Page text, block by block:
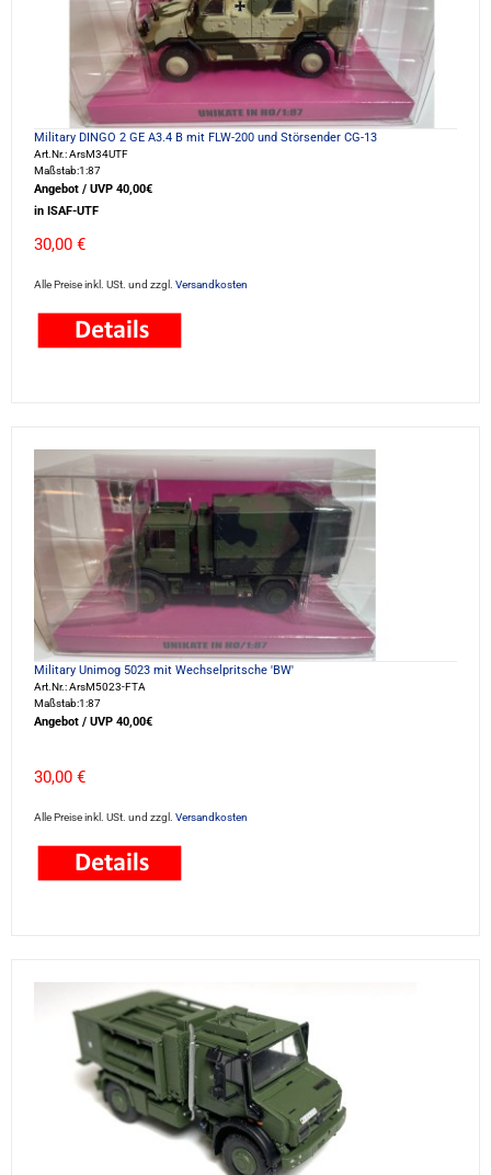
Military DINGO 2 GE A3.4 B mit FLW-200 und Störsender CG-13
Art.Nr.: ArsM34UTF
Maßstab:1:87
Angebot / UVP 40,00€
in ISAF-UTF
30,00 €
Alle Preise inkl. USt. und zzgl. Versandkosten
Military Unimog 5023 mit Wechselpritsche 'BW'
Art.Nr.: ArsM5023-FTA
Maßstab:1:87
Angebot / UVP 40,00€
30,00 €
Alle Preise inkl. USt. und zzgl. Versandkosten